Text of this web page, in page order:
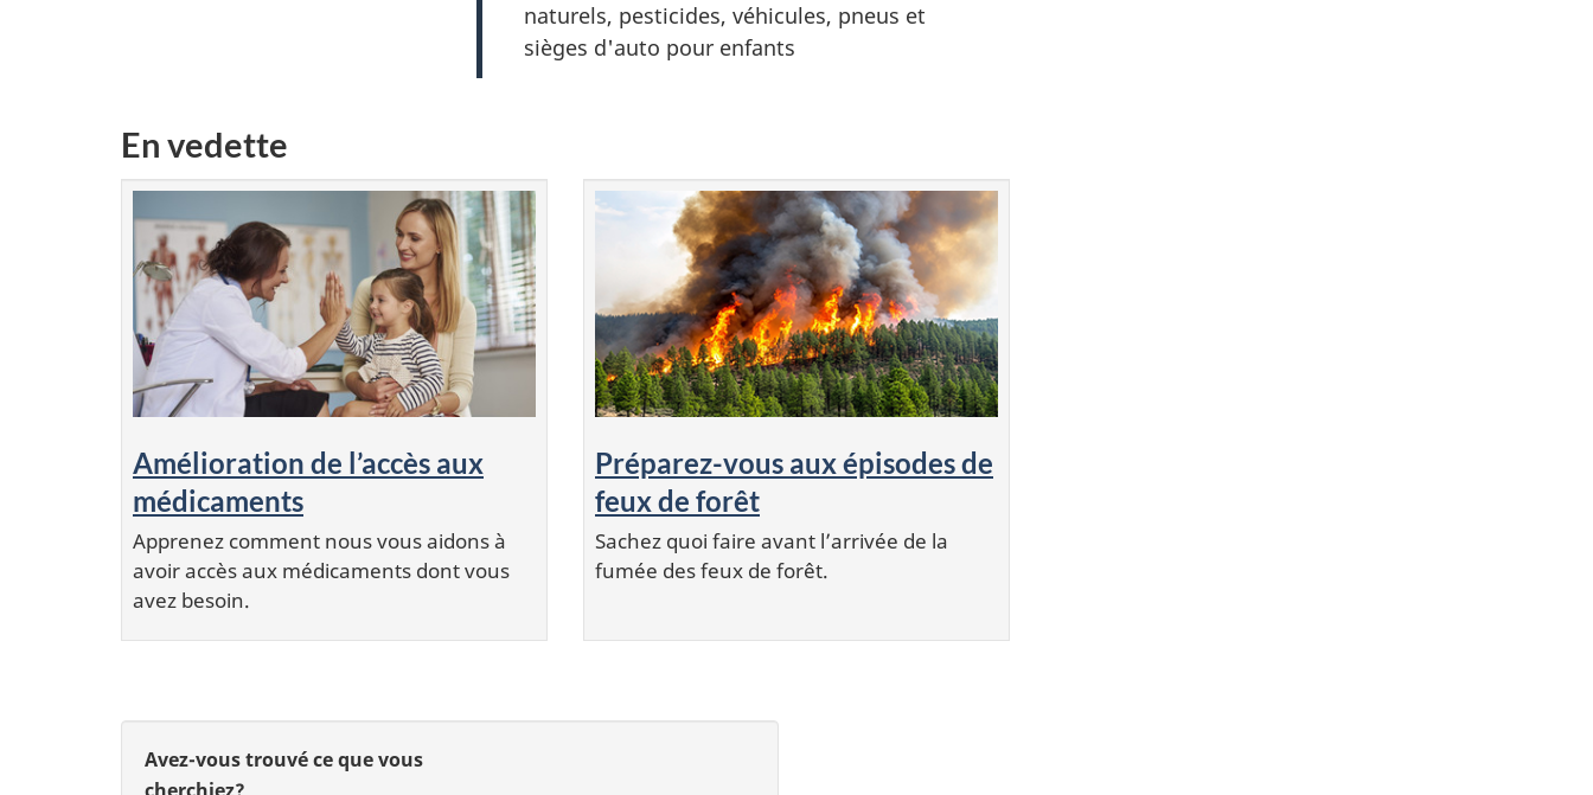
naturels, pesticides, véhicules, pneus et
sièges d'auto pour enfants
En vedette
Amélioration de l’accès aux
médicaments
Apprenez comment nous vous aidons à
avoir accès aux médicaments dont vous
avez besoin.
Préparez-vous aux épisodes de
feux de forêt
Sachez quoi faire avant l’arrivée de la
fumée des feux de forêt.
D
Avez-vous trouvé ce que vous